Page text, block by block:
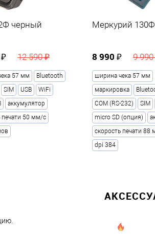
черный
12 590 ₽
57 мм
Bluetooth
SIM USB
WiFi
аккумулятор
печати 50 мм/с
Меркурий 130Ф
8 990 ₽ 9
ширина чека 57 мм
маркировка
COM (RS-232)
SIM
micro SD (опция)
скорость печати 88
dpi 384